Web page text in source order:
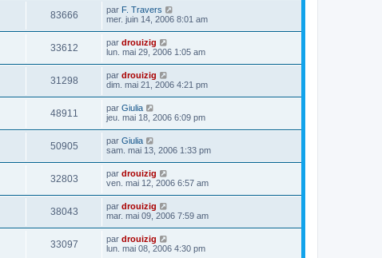
83666 par F. Travers
mer. juin 14, 2006 8:01 am
33612 par drouizig
lun. mai 29, 2006 1:05 am
31298 par drouizig
dim. mai 21, 2006 4:21 pm
48911 par Giulia
jeu. mai 18, 2006 6:09 pm
50905 par Giulia
sam. mai 13, 2006 1:33 pm
32803 par drouizig
ven. mai 12, 2006 6:57 am
38043 par drouizig
mar. mai 09, 2006 7:59 am
33097 par drouizig
lun. mai 08, 2006 4:30 pm